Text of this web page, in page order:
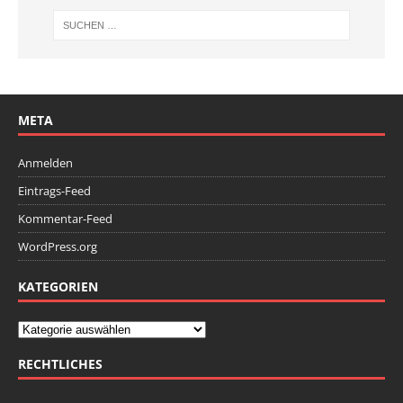
META
Anmelden
Eintrags-Feed
Kommentar-Feed
WordPress.org
KATEGORIEN
RECHTLICHES